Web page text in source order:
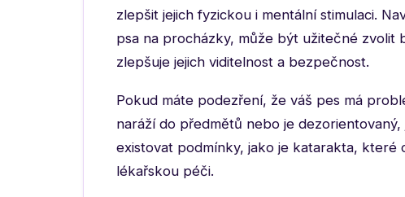
zlepšit jejich fyzickou i mentální stimulaci.
psa na procházky, může být užitečné zvolit
zlepšuje jejich viditelnost a bezpečnost.
Pokud máte podezření, že váš pes má
naráží do předmětů nebo je
existovat podmínky, jako je katarakta, které
lékařskou péči.